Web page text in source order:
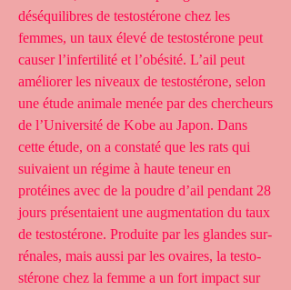
déséquilibres de testostérone chez les
femmes, un taux élevé de testostérone peut
causer l’infertilité et l’obésité. L’ail peut
améliorer les niveaux de testostérone, selon
une étude animale menée par des chercheurs
de l’Université de Kobe au Japon. Dans
cette étude, on a constaté que les rats qui
suivaient un régime à haute teneur en
protéines avec de la poudre d’ail pendant 28
jours présentaient une augmentation du taux
de testostérone. Pro­duite par les glandes sur­
ré­nales, mais aus­si par les ovaires, la tes­to­
sté­rone chez la femme a un fort impact sur